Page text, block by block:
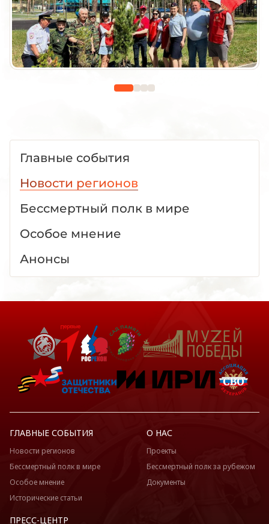
Главные события
Новости регионов
Бессмертный полк в мире
Особое мнение
Анонсы
ГЛАВНЫЕ СОБЫТИЯ
Новости регионов
Бессмертный полк в мире
Особое мнение
Исторические статьи
О НАС
Проекты
Бессмертный полк за рубежом
Документы
ПРЕСС-ЦЕНТР